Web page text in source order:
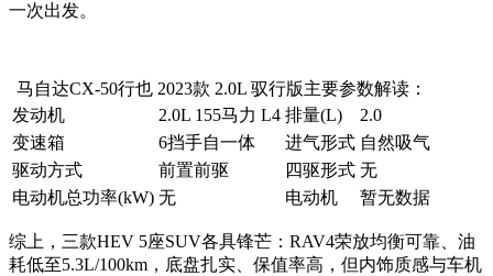
一次出发。
马自达CX-50行也 2023款 2.0L 驭行版主要参数解读：
发动机
2.0L 155马力 L4 排量(L)
2.0
变速箱
6挡手自一体 进气形式 自然吸气
驱动方式
前置前驱 四驱形式 无
电动机总功率(kW) 无 电动机 暂无数据
综上，三款HEV 5座SUV各具锋芒：RAV4荣放均衡可靠、油
耗低至5.3L/100km，底盘扎实、保值率高，但内饰质感与车机